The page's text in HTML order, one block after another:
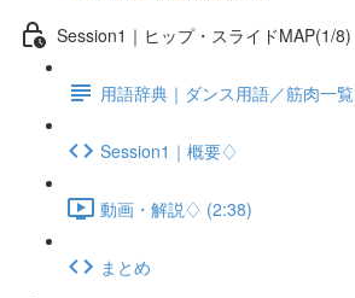
Session1｜ヒップ・スライドMAP(1/8)
用語辞典｜ダンス用語／筋肉一覧
Session1｜概要♢
動画・解説♢ (2:38)
まとめ